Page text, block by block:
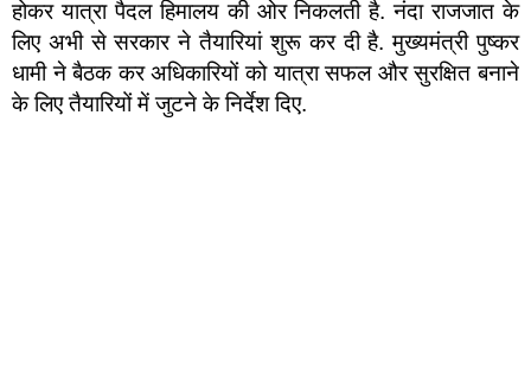
होकर यात्रा पैदल हिमालय की ओर निकलती है. नंदा राजजात के
लिए अभी से सरकार ने तैयारियां शुरू कर दी है. मुख्यमंत्री पुष्कर
धामी ने बैठक कर अधिकारियों को यात्रा सफल और सुरक्षित बनाने
के लिए तैयारियों में जुटने के निर्देश दिए.